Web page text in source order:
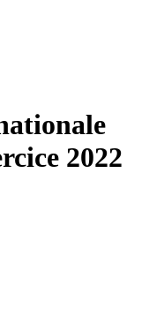
2022